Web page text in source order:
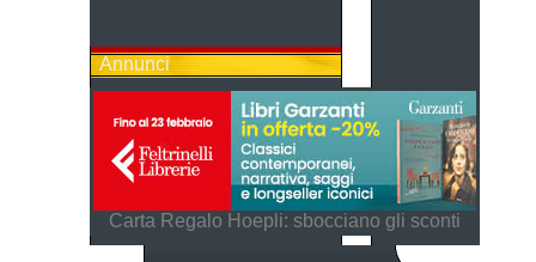
Annunci
Carta Regalo Hoepli: sbocciano gli sconti